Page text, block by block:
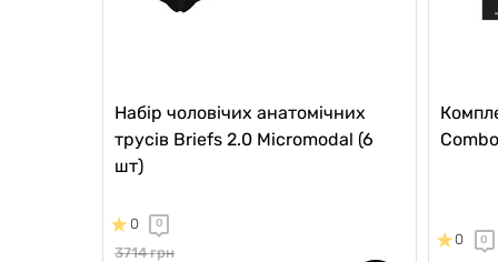
Набір чоловічих анатомічних
трусів Briefs 2.0 Micromodal (6
шт)
0 0
3714 грн
0 0